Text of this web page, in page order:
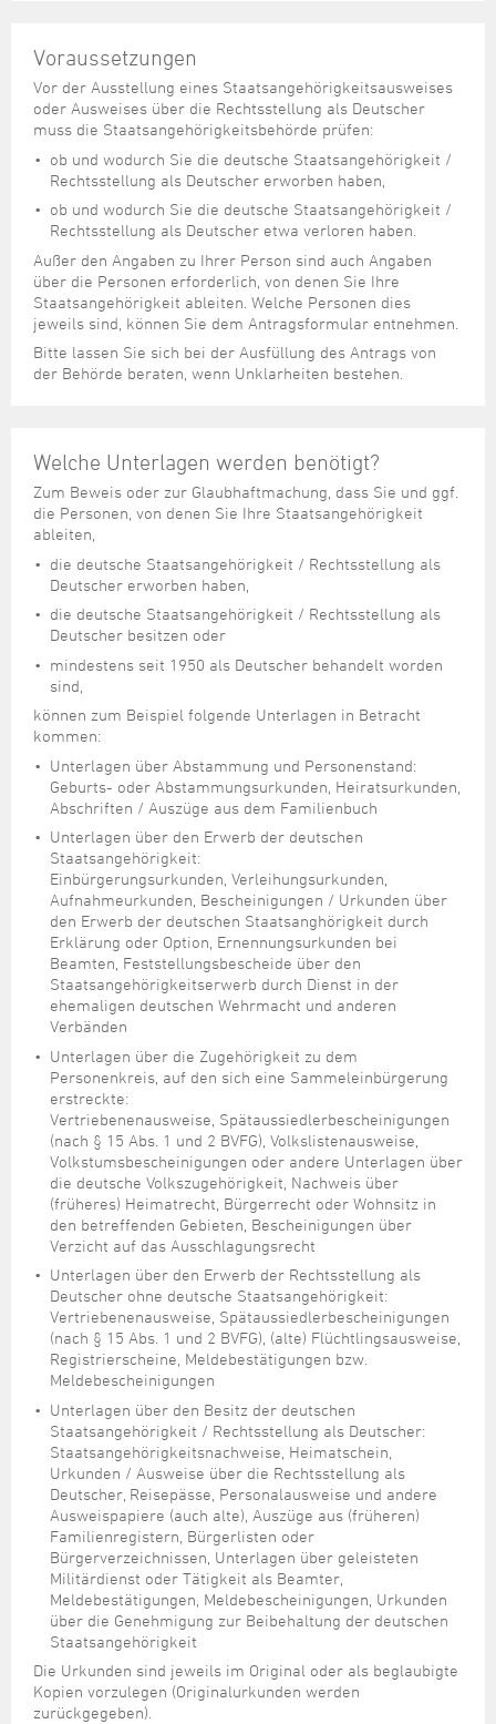
Wohnen, Bauen
Sterbefall
Studium
Umzug und Neubürger
Wohnen und Verbrauchen
Online-Terminvergabe
Pressemitteilungen
Ratsinformationssystem
Städtische Dienststellen
Telefonverzeichnis
Unternehmensnachfolge
Unterstützung für ExistenzgründerInnen
Zukunftsregion JadeBay
Volkshochschule
Maritime Meile
Museen und Ausstellungen
Schiffe, Häfen und Meer erleben
Sportangebot
Stadtpark
Tag des offenen Denkmals
Veranstaltungsorte
Voraussetzungen
Vor der Ausstellung eines Staatsangehörigkeitsausweises
oder Ausweises über die Rechtsstellung als Deutscher
muss die Staatsangehörigkeitsbehörde prüfen:
ob und wodurch Sie die deutsche Staatsangehörigkeit /
Rechtsstellung als Deutscher erworben haben,
ob und wodurch Sie die deutsche Staatsangehörigkeit /
Rechtsstellung als Deutscher etwa verloren haben.
Außer den Angaben zu Ihrer Person sind auch Angaben
über die Personen erforderlich, von denen Sie Ihre
Staatsangehörigkeit ableiten. Welche Personen dies
jeweils sind, können Sie dem Antragsformular entnehmen.
Bitte lassen Sie sich bei der Ausfüllung des Antrags von
der Behörde beraten, wenn Unklarheiten bestehen.
Welche Unterlagen werden benötigt?
Zum Beweis oder zur Glaubhaftmachung, dass Sie und ggf.
die Personen, von denen Sie Ihre Staatsangehörigkeit
ableiten,
die deutsche Staatsangehörigkeit / Rechtsstellung als
Deutscher erworben haben,
die deutsche Staatsangehörigkeit / Rechtsstellung als
Deutscher besitzen oder
mindestens seit 1950 als Deutscher behandelt worden
sind,
können zum Beispiel folgende Unterlagen in Betracht
kommen:
Unterlagen über Abstammung und Personenstand:
Geburts- oder Abstammungsurkunden, Heiratsurkunden,
Abschriften / Auszüge aus dem Familienbuch
Unterlagen über den Erwerb der deutschen
Staatsangehörigkeit:
Einbürgerungsurkunden, Verleihungsurkunden,
Aufnahmeurkunden, Bescheinigungen / Urkunden über
den Erwerb der deutschen Staatsanghörigkeit durch
Erklärung oder Option, Ernennungsurkunden bei
Beamten, Feststellungsbescheide über den
Staatsangehörigkeitserwerb durch Dienst in der
ehemaligen deutschen Wehrmacht und anderen
Verbänden
Unterlagen über die Zugehörigkeit zu dem
Personenkreis, auf den sich eine Sammeleinbürgerung
erstreckte:
Vertriebenenausweise, Spätaussiedlerbescheinigungen
(nach § 15 Abs. 1 und 2 BVFG), Volkslistenausweise,
Volkstumsbescheinigungen oder andere Unterlagen über
die deutsche Volkszugehörigkeit, Nachweis über
(früheres) Heimatrecht, Bürgerrecht oder Wohnsitz in
den betreffenden Gebieten, Bescheinigungen über
Verzicht auf das Ausschlagungsrecht
Unterlagen über den Erwerb der Rechtsstellung als
Deutscher ohne deutsche Staatsangehörigkeit:
Vertriebenenausweise, Spätaussiedlerbescheinigungen
(nach § 15 Abs. 1 und 2 BVFG), (alte) Flüchtlingsausweise,
Registrierscheine, Meldebestätigungen bzw.
Meldebescheinigungen
Unterlagen über den Besitz der deutschen
Staatsangehörigkeit / Rechtsstellung als Deutscher:
Staatsangehörigkeitsnachweise, Heimatschein,
Urkunden / Ausweise über die Rechtsstellung als
Deutscher, Reisepässe, Personalausweise und andere
Ausweispapiere (auch alte), Auszüge aus (früheren)
Familienregistern, Bürgerlisten oder
Bürgerverzeichnissen, Unterlagen über geleisteten
Militärdienst oder Tätigkeit als Beamter,
Meldebestätigungen, Meldebescheinigungen, Urkunden
über die Genehmigung zur Beibehaltung der deutschen
Staatsangehörigkeit
Die Urkunden sind jeweils im Original oder als beglaubigte
Kopien vorzulegen (Originalurkunden werden
zurückgegeben).